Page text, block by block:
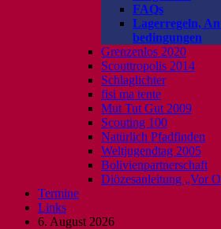
FAQs
Lagerregeln,
bedingungen
Grenzenlos 2020
Scouttropolis 2014
Schlaglichter
fisi ma tente
Mut Tut Gut 2009
Scouting 100
Natürlich Pfadfinden
Weltjugendtag 2005
Bolivienpartnerschaft
Diözesanleitung „Vor
Termine
Links
6. August 2026